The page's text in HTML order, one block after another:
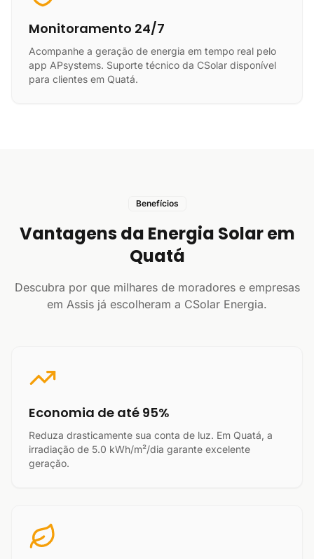
Monitoramento 24/7
Acompanhe a geração de energia em tempo real pelo
app APsystems. Suporte técnico da CSolar disponível
para clientes em Quatá.
Benefícios
Vantagens da Energia Solar em
Quatá
Descubra por que milhares de moradores e empresas
em Assis já escolheram a CSolar Energia.
Economia de até 95%
Reduza drasticamente sua conta de luz. Em Quatá, a
irradiação de 5.0 kWh/m²/dia garante excelente
geração.